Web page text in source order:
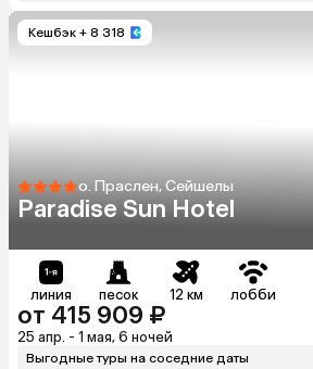
Кешбэк + 8 318
о. Праслен, Сейшелы
Paradise Sun Hotel
линия песок 12 км лобби
от 415 909 ₽
25 апр. - 1 мая, 6 ночей
Выгодные туры на соседние даты